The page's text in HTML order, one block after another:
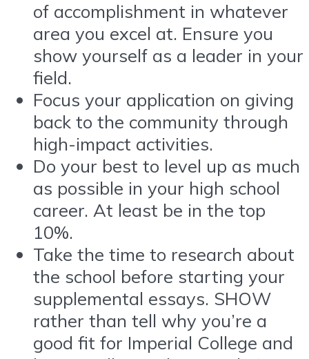
of accomplishment in whatever
area you excel at. Ensure you
show yourself as a leader in your
field.
Focus your application on giving
back to the community through
high-impact activities.
Do your best to level up as much
as possible in your high school
career. At least be in the top
10%.
Take the time to research about
the school before starting your
supplemental essays. SHOW
rather than tell why you’re a
good fit for Imperial College and